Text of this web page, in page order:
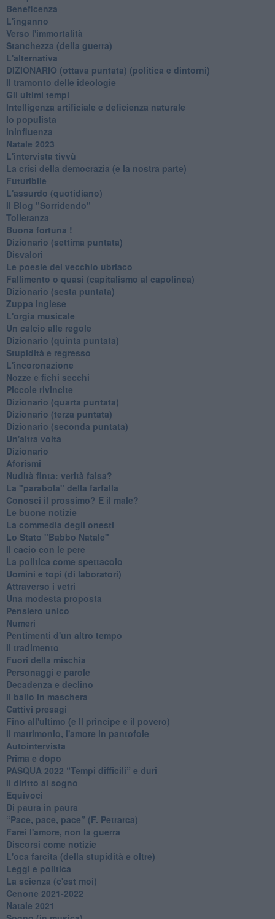
Beneficenza
L'inganno
Verso l'immortalità
Stanchezza (della guerra)
L'alternativa
​DIZIONARIO (ottava puntata) (politica e dintorni)
Il tramonto delle ideologie
Gli ultimi tempi
Intelligenza artificiale e deficienza naturale
Io populista
Ininfluenza
Natale 2023
L'intervista tivvù
La crisi della democrazia (e la nostra parte)
Futuribile
L'assurdo (quotidiano)
Il Blog "Sorridendo"
Tolleranza
Buona fortuna !
​Dizionario (settima puntata)
Disvalori
Le poesie del vecchio ubriaco
Fallimento o quasi (capitalismo al capolinea)
Dizionario (sesta puntata)
Zuppa inglese
L'orgia musicale
Un calcio alle regole
Dizionario (quinta puntata)
Stupidità e regresso
L'incoronazione
Nozze e fichi secchi
Piccole rivincite
​Dizionario (quarta puntata)
​Dizionario (terza puntata)
​Dizionario (seconda puntata)
Un'altra volta
Dizionario
Aforismi
Nudità finta: verità falsa?
La "parabola" della farfalla
Conosci il prossimo? E il male?
Le buone notizie
La commedia degli onesti
Lo Stato "Babbo Natale"
Il cacio con le pere
La politica come spettacolo
Uomini e topi (di laboratori)
Attraverso i vetri
Una modesta proposta
Pensiero unico
Numeri
Pentimenti d'un altro tempo
Il tradimento
Fuori della mischia
Personaggi e parole
Decadenza e declino
Il ballo in maschera
Cattivi presagi
Fino all'ultimo (e Il principe e il povero)
Il matrimonio, l'amore in pantofole
Autointervista
Prima e dopo
​PASQUA 2022 “Tempi difficili” e duri
Il diritto al sogno
Equivoci
Di paura in paura
​“Pace, pace, pace” (F. Petrarca)
Farei l'amore, non la guerra
Discorsi come notizie
L'oca farcita (della stupidità e oltre)
Leggi e politica
La scienza (c'est moi)
Cenone 2021-2022
Natale 2021